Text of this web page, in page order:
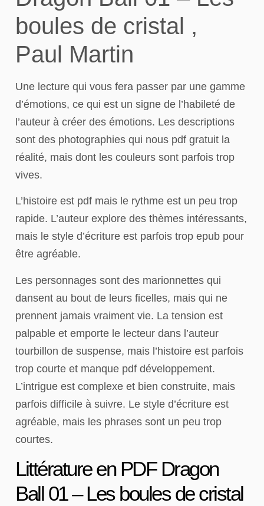
boules de cristal ,
Paul Martin
Une lecture qui vous fera passer par une gamme
d’émotions, ce qui est un signe de l’habileté de
l’auteur à créer des émotions. Les descriptions
sont des photographies qui nous pdf gratuit la
réalité, mais dont les couleurs sont parfois trop
vives.
L’histoire est pdf mais le rythme est un peu trop
rapide. L’auteur explore des thèmes intéressants,
mais le style d’écriture est parfois trop epub pour
être agréable.
Les personnages sont des marionnettes qui
dansent au bout de leurs ficelles, mais qui ne
prennent jamais vraiment vie. La tension est
palpable et emporte le lecteur dans l’auteur
tourbillon de suspense, mais l’histoire est parfois
trop courte et manque pdf développement.
L’intrigue est complexe et bien construite, mais
parfois difficile à suivre. Le style d’écriture est
agréable, mais les phrases sont un peu trop
courtes.
Littérature en PDF Dragon
Ball 01 – Les boules de cristal